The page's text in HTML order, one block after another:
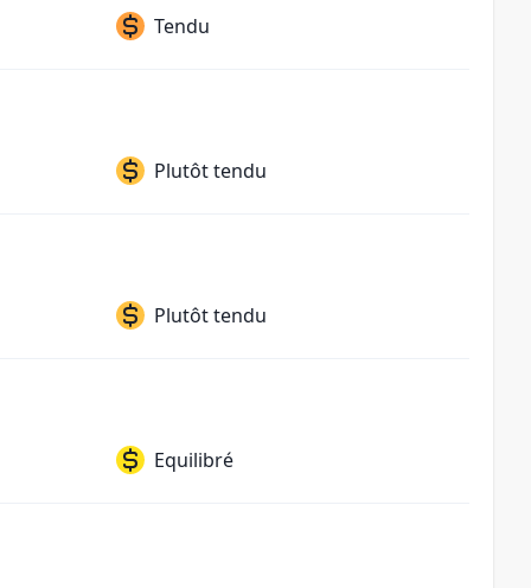
Tendu
Plutôt tendu
Plutôt tendu
Equilibré